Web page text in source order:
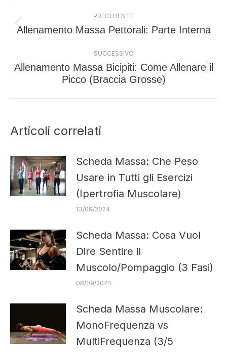
tra
PRECEDENTE
Post
Allenamento Massa Pettorali: Parte Interna
SUCCESSIVO
Prossimo
Allenamento Massa Bicipiti: Come Allenare il
Picco (Braccia Grosse)
Articoli correlati
Scheda Massa: Che Peso
Usare in Tutti gli Esercizi
(Ipertrofia Muscolare)
13/09/2024
Scheda Massa: Cosa Vuol
Dire Sentire il
Muscolo/Pompaggio (3 Fasi)
08/09/2024
Scheda Massa Muscolare:
MonoFrequenza vs
MultiFrequenza (3/5